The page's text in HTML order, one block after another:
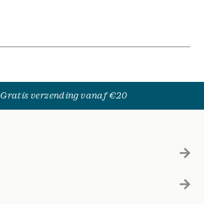
Gratis verzending vanaf €20